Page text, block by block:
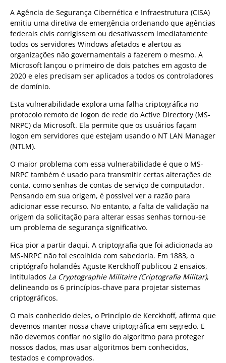
A Agência de Segurança Cibernética e Infraestrutura (CISA)
emitiu uma diretiva de emergência ordenando que agências
federais civis corrigissem ou desativassem imediatamente
todos os servidores Windows afetados e alertou as
organizações não governamentais a fazerem o mesmo. A
Microsoft lançou o primeiro de dois patches em agosto de
2020 e eles precisam ser aplicados a todos os controladores
de domínio.
Esta vulnerabilidade explora uma falha criptográfica no
protocolo remoto de logon de rede do Active Directory (MS-
NRPC) da Microsoft. Ela permite que os usuários façam
logon em servidores que estejam usando o NT LAN Manager
(NTLM).
O maior problema com essa vulnerabilidade é que o MS-
NRPC também é usado para transmitir certas alterações de
conta, como senhas de contas de serviço de computador.
Pensando em sua origem, é possível ver a razão para
adicionar esse recurso. No entanto, a falta de validação na
origem da solicitação para alterar essas senhas tornou-se
um problema de segurança significativo.
Fica pior a partir daqui. A criptografia que foi adicionada ao
MS-NRPC não foi escolhida com sabedoria. Em 1883, o
criptógrafo holandês Aguste Kerckhoff publicou 2 ensaios,
intitulados La Cryptographie Militaire (Criptografia Militar),
delineando os 6 princípios-chave para projetar sistemas
criptográficos.
O mais conhecido deles, o Princípio de Kerckhoff, afirma que
devemos manter nossa chave criptográfica em segredo. E
não devemos confiar no sigilo do algoritmo para proteger
nossos dados, mas usar algoritmos bem conhecidos,
testados e comprovados.